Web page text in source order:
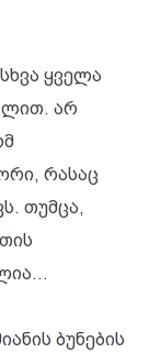
ყველა
არ
რასაც
თუმცა,
ბუნების